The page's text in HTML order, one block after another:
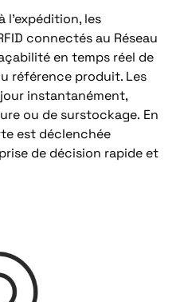
les
connectés au Réseau
en temps réel de
référence produit. Les
instantanément,
ou de surstockage. En
est déclenchée
de décision rapide et